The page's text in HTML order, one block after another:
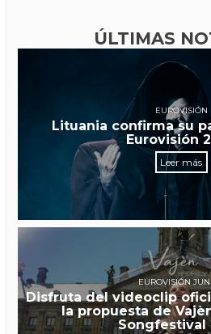
ÚLTIMAS
EUROVISIÓN
Lituania confirma su
Eurovisión
Leer más
EUROVISIÓN
Disfruta del videoclip
la propuesta de
Songfestival